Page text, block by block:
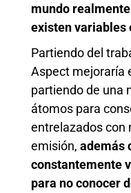
mundo
existen variables
Partiendo del
Aspect mejoraría
partiendo de una
átomos para
entrelazados con
emisión, además
constantemente
para no conocer